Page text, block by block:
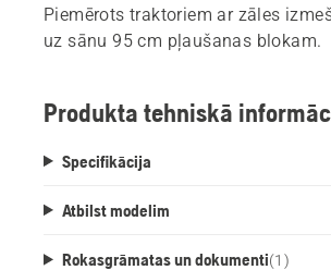
Piemērots traktoriem ar zāles
uz sānu 95 cm pļaušanas blokam.
Produkta tehniskā
Specifikācija
Atbilst modelim
Rokasgrāmatas un dokumenti(1 )